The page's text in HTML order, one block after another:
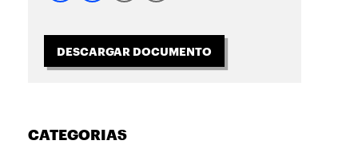
DESCARGAR DOCUMENTO
CATEGORIAS